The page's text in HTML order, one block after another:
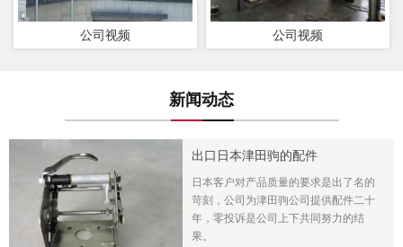
公司视频 公司视频
新闻动态
出口日本津田驹的配件
日本客户对产品质量的要求是出了名的
苛刻，公司为津田驹公司提供配件二十
年，零投诉是公司上下共同努力的结
果。